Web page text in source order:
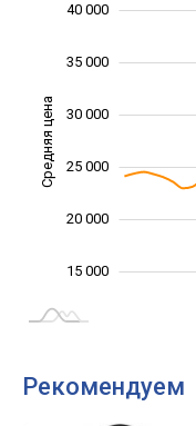
Средняя цена
15 000
20 000
25 000
30 000
35 000
40 000
Рекомендуем